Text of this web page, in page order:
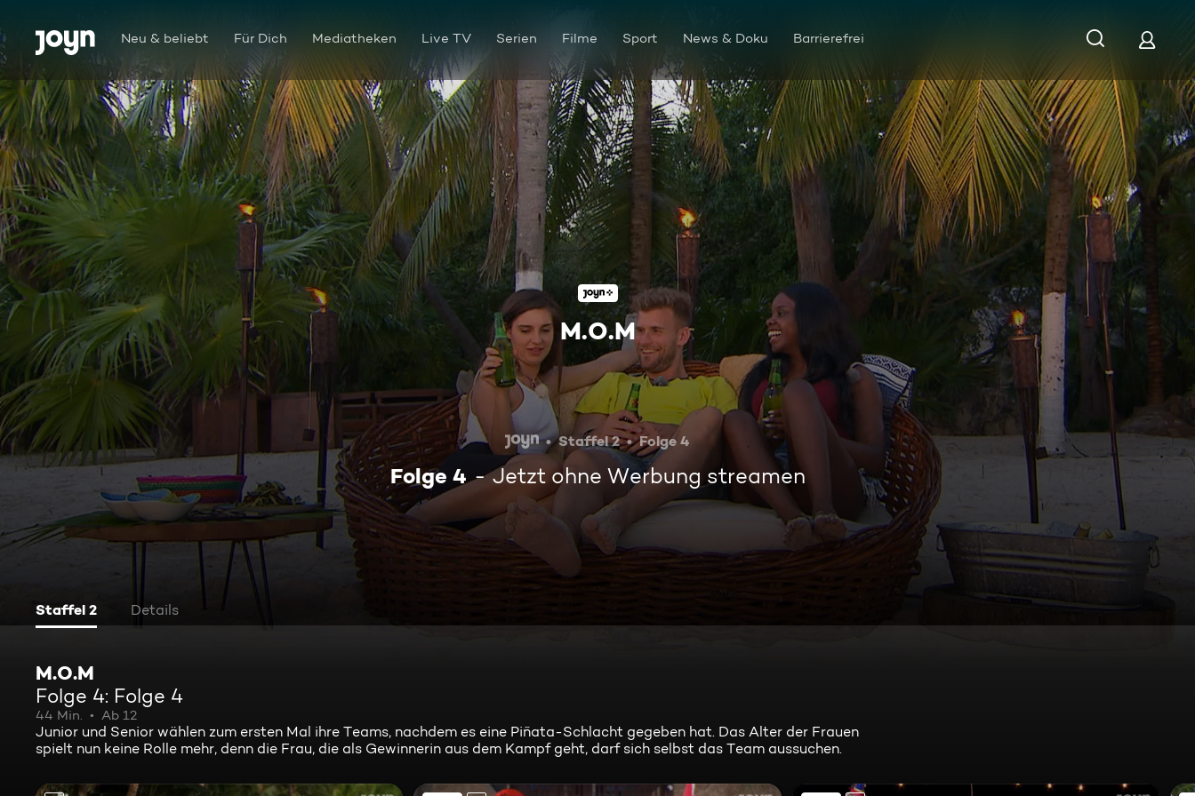
Zum Inhalt springen
Barrierefrei Neu & beliebt Für Dich Mediatheken Live TV Serien Filme Sport News & Doku Barrierefrei
M.O.M
Staffel 2 Folge 4
Folge 4 Jetzt ohne Werbung streamen
Staffel 2 Details
M.O.M
Folge 4: Folge 4
44 Min. Ab 12
Junior und Senior wählen zum ersten Mal ihre Teams, nachdem es eine Piñata-Schlacht gegeben hat. Das Alter der Frauen
spielt nun keine Rolle mehr, denn die Frau, die als Gewinnerin aus dem Kampf geht, darf sich selbst das Team aussuchen.